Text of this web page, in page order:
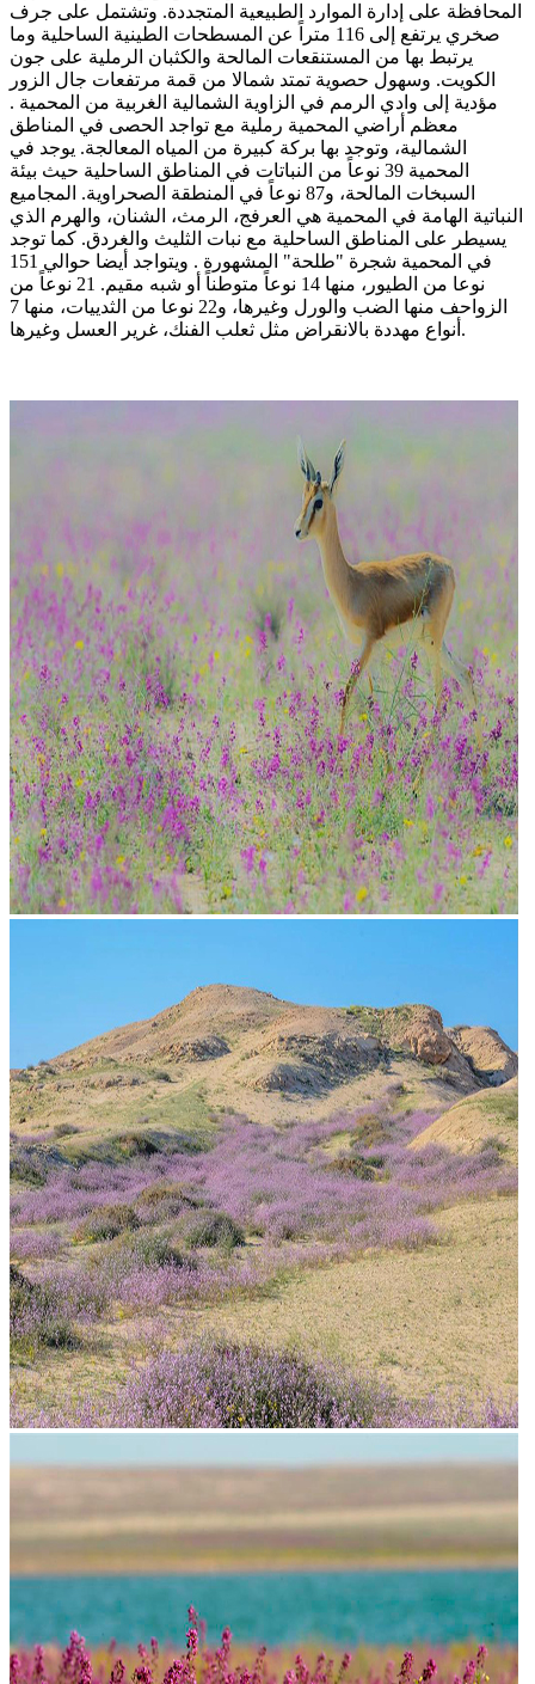
المحافظة على إدارة الموارد الطبيعية المتجددة. وتشتمل على جرف
صخري يرتفع إلى 116 متراً عن المسطحات الطينية الساحلية وما
يرتبط بها من المستنقعات المالحة والكثبان الرملية على جون
الكويت. وسهول حصوية تمتد شمالا من قمة مرتفعات جال الزور
مؤدية إلى وادي الرمم في الزاوية الشمالية الغربية من المحمية .
معظم أراضي المحمية رملية مع تواجد الحصى في المناطق
الشمالية، وتوجد بها بركة كبيرة من المياه المعالجة. يوجد في
المحمية 39 نوعاً من النباتات في المناطق الساحلية حيث بيئة
السبخات المالحة، و87 نوعاً في المنطقة الصحراوية. المجاميع
النباتية الهامة في المحمية هي العرفج، الرمث، الشنان، والهرم الذي
يسيطر على المناطق الساحلية مع نبات الثليث والغردق. كما توجد
في المحمية شجرة "طلحة" المشهورة . ويتواجد أيضا حوالي 151
نوعا من الطيور، منها 14 نوعاً متوطناً أو شبه مقيم. 21 نوعاً من
الزواحف منها الضب والورل وغيرها، و22 نوعا من الثدييات، منها 7
أنواع مهددة بالانقراض مثل ثعلب الفنك، غرير العسل وغيرها.